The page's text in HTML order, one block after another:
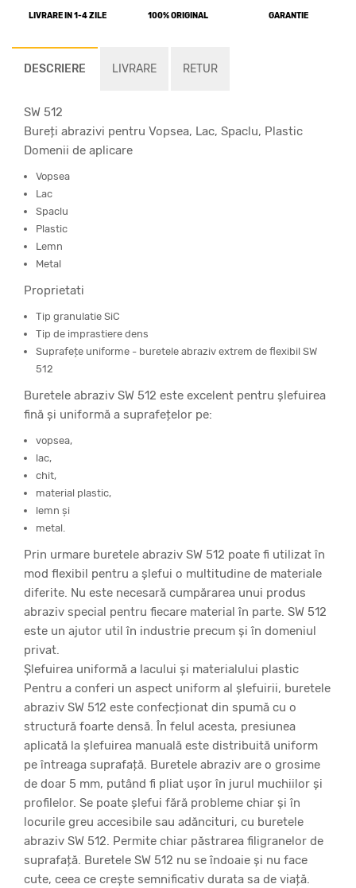
LIVRARE IN 1-4 ZILE 100% ORIGINAL GARANTIE
DESCRIERE LIVRARE RETUR
SW 512
Bureți abrazivi pentru Vopsea, Lac, Spaclu, Plastic
Domenii de aplicare
Vopsea
Lac
Spaclu
Plastic
Lemn
Metal
Proprietati
Tip granulatie SiC
Tip de imprastiere dens
Suprafețe uniforme - buretele abraziv extrem de flexibil SW
512
Buretele abraziv SW 512 este excelent pentru șlefuirea
fină și uniformă a suprafețelor pe:
vopsea,
lac,
chit,
material plastic,
lemn și
metal.
Prin urmare buretele abraziv SW 512 poate fi utilizat în
mod flexibil pentru a șlefui o multitudine de materiale
diferite. Nu este necesară cumpărarea unui produs
abraziv special pentru fiecare material în parte. SW 512
este un ajutor util în industrie precum și în domeniul
privat.
Șlefuirea uniformă a lacului și materialului plastic
Pentru a conferi un aspect uniform al șlefuirii, buretele
abraziv SW 512 este confecționat din spumă cu o
structură foarte densă. În felul acesta, presiunea
aplicată la șlefuirea manuală este distribuită uniform
pe întreaga suprafață. Buretele abraziv are o grosime
de doar 5 mm, putând fi pliat ușor în jurul muchiilor și
profilelor. Se poate șlefui fără probleme chiar și în
locurile greu accesibile sau adăncituri, cu buretele
abraziv SW 512. Permite chiar păstrarea filigranelor de
suprafață. Buretele SW 512 nu se îndoaie și nu face
cute, ceea ce crește semnificativ durata sa de viață.